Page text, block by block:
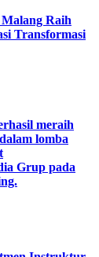
Raih
Transformasi
meraih
lomba
Grup pada